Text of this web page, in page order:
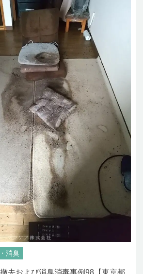
消臭
去および消臭消毒事例98【東京都